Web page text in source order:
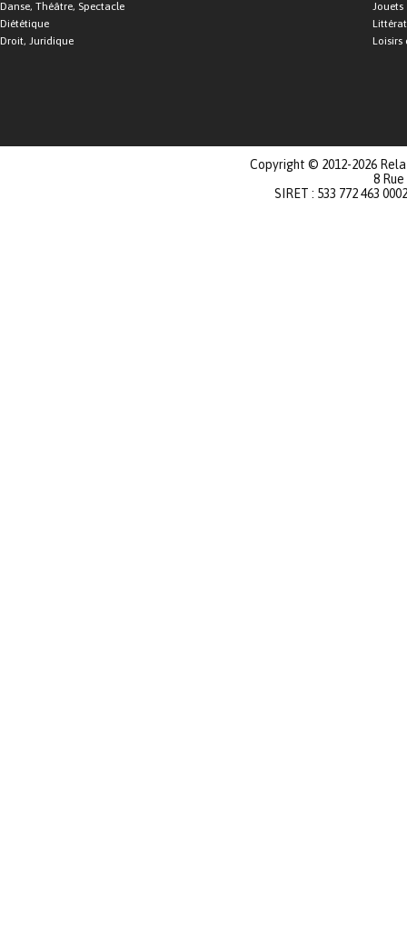
Danse, Théâtre, Spectacle
Diététique
Droit, Juridique
Jouets
Loisirs
Copyright © 2012-2026
8
SIRET : 533 772 463